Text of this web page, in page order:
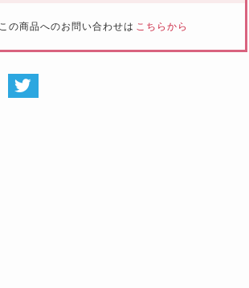
この商品へのお問い合わせは こちらから